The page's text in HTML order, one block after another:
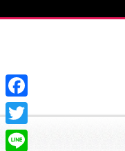
Facebook
Twitter